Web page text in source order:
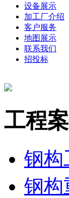
设备展示
加工厂介绍
客户服务
地图展示
联系我们
招投标
工程
钢构
钢构